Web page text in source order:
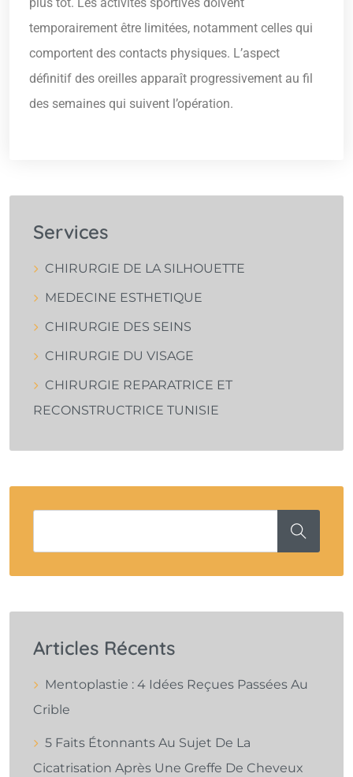
plus tôt. Les activités sportives doivent
temporairement être limitées, notamment celles qui
comportent des contacts physiques. L’aspect
définitif des oreilles apparaît progressivement au fil
des semaines qui suivent l’opération.
Services
CHIRURGIE DE LA SILHOUETTE
MEDECINE ESTHETIQUE
CHIRURGIE DES SEINS
CHIRURGIE DU VISAGE
CHIRURGIE REPARATRICE ET
RECONSTRUCTRICE TUNISIE
Articles Récents
Mentoplastie : 4 Idées Reçues Passées Au
Crible
5 Faits Étonnants Au Sujet De La
Cicatrisation Après Une Greffe De Cheveux